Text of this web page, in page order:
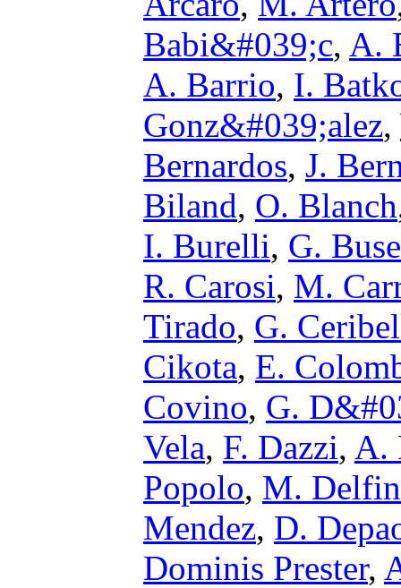
Babi&#039;c, A.
A. Barrio, I.
Gonz&#039;alez,
Bernardos, J.
Biland, O. Blanch
I. Burelli, G.
R. Carosi, M.
Tirado, G.
Cikota, E.
Covino, G.
Vela, F. Dazzi, A.
Popolo, M.
Mendez, D.
Dominis Prester,